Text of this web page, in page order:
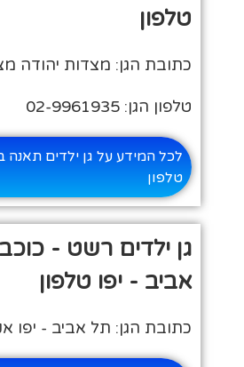
טלפון
כתובת הגן: מצדות יהודה
טלפון הגן: 02-9961935
לכל המידע על גן ילדים תאנה
טלפון
גן ילדים רשט -
אביב - יפו טלפון
כתובת הגן: תל אביב - יפו